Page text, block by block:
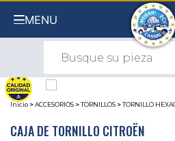
MENU
Inicio >ACCESORIOS >TORNILLOS >TORNILLO
CAJA DE TORNILLO CITROËN